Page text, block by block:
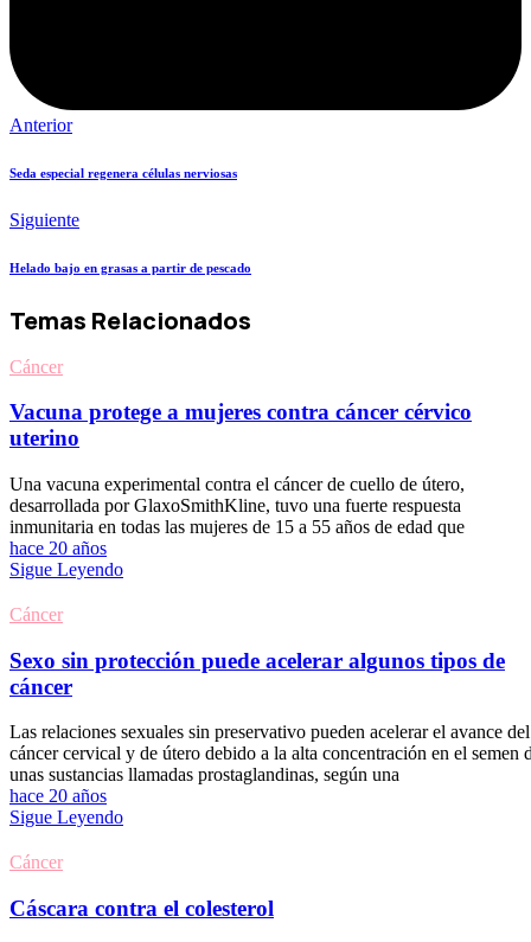
Anterior
Seda especial regenera células nerviosas
Siguiente
Helado bajo en grasas a partir de pescado
Temas Relacionados
Cáncer
Vacuna protege a mujeres contra cáncer cérvico
uterino
Una vacuna experimental contra el cáncer de cuello de útero,
desarrollada por GlaxoSmithKline, tuvo una fuerte respuesta
inmunitaria en todas las mujeres de 15 a 55 años de edad que
hace 20 años
Sigue Leyendo
Cáncer
Sexo sin protección puede acelerar algunos tipos de
cáncer
Las relaciones sexuales sin preservativo pueden acelerar el avance del
cáncer cervical y de útero debido a la alta concentración en el semen
unas sustancias llamadas prostaglandinas, según una
hace 20 años
Sigue Leyendo
Cáncer
Cáscara contra el colesterol